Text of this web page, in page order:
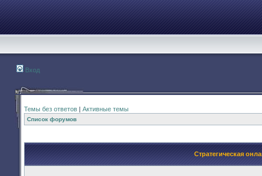
Вход
Темы без ответов | Активные темы
Список форумов
Стратегическая